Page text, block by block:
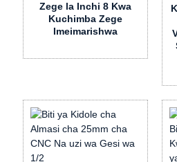
Zege la Inchi 8 Kwa
Kuchimba Zege
Imeimarishwa